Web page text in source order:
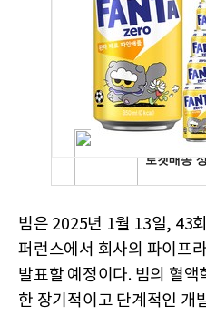
빔은 2025년 1월 13일, 43
퍼런스에서 회사의 파이프
발표할 예정이다. 빔의 혈액
한 장기적이고 단계적인 개